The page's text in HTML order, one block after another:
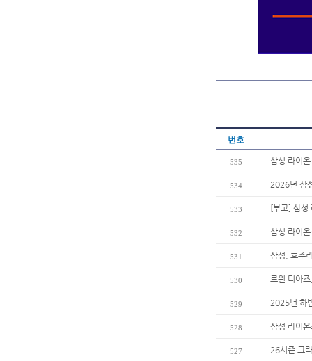
번호
535 삼성 라이
534 2026년 삼
533 [부고] 삼성
532 삼성 라이
531 삼성, 호주
530 르윈 디아
529 2025년 하
528 삼성 라이
527 26시즌 그